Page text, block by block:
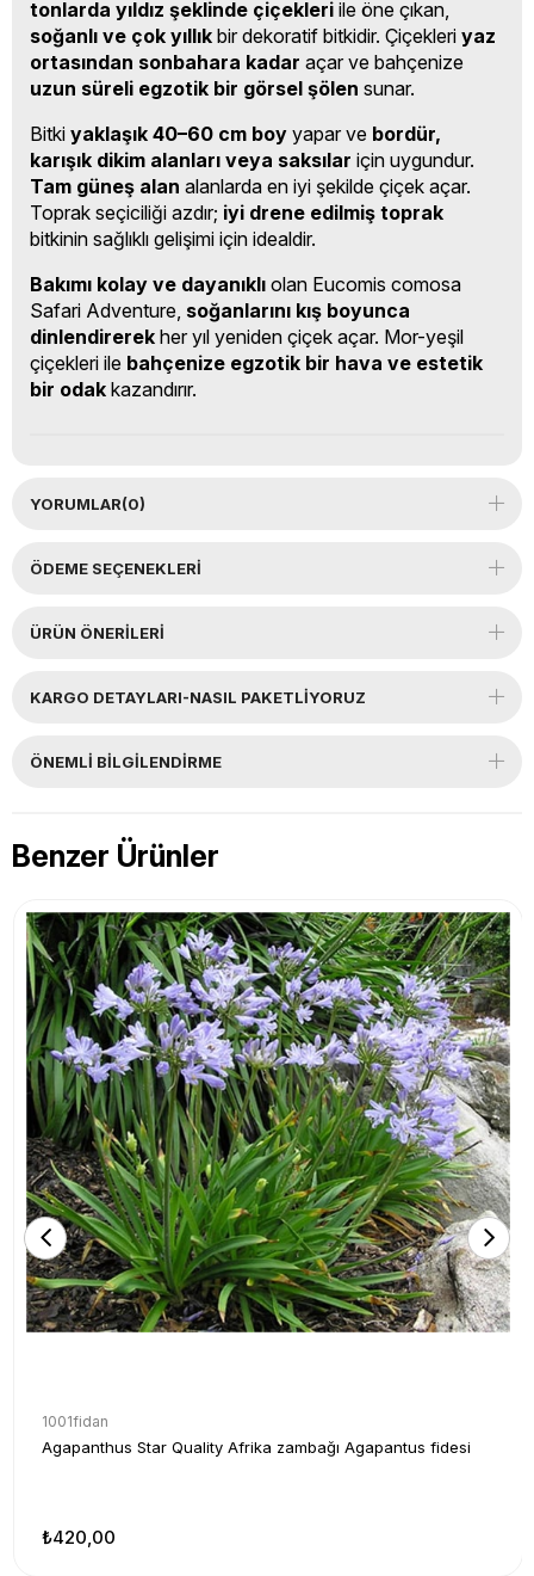
tonlarda yıldız şeklinde çiçekleri ile öne çıkan,
soğanlı ve çok yıllık bir dekoratif bitkidir. Çiçekleri yaz
ortasından sonbahara kadar açar ve bahçenize
uzun süreli egzotik bir görsel şölen sunar.
Bitki yaklaşık 40–60 cm boy yapar ve bordür,
karışık dikim alanları veya saksılar için uygundur.
Tam güneş alan alanlarda en iyi şekilde çiçek açar.
Toprak seçiciliği azdır; iyi drene edilmiş toprak
bitkinin sağlıklı gelişimi için idealdir.
Bakımı kolay ve dayanıklı olan Eucomis comosa
Safari Adventure, soğanlarını kış boyunca
dinlendirerek her yıl yeniden çiçek açar. Mor-yeşil
çiçekleri ile bahçenize egzotik bir hava ve estetik
bir odak kazandırır.
YORUMLAR(0)
ÖDEME SEÇENEKLERI
ÜRÜN ÖNERILERI
KARGO DETAYLARI-NASIL PAKETLİYORUZ
ÖNEMLI BILGILENDIRME
Benzer Ürünler
1001fidan
Agapanthus Star Quality Afrika zambağı Agapantus fidesi
₺420,00